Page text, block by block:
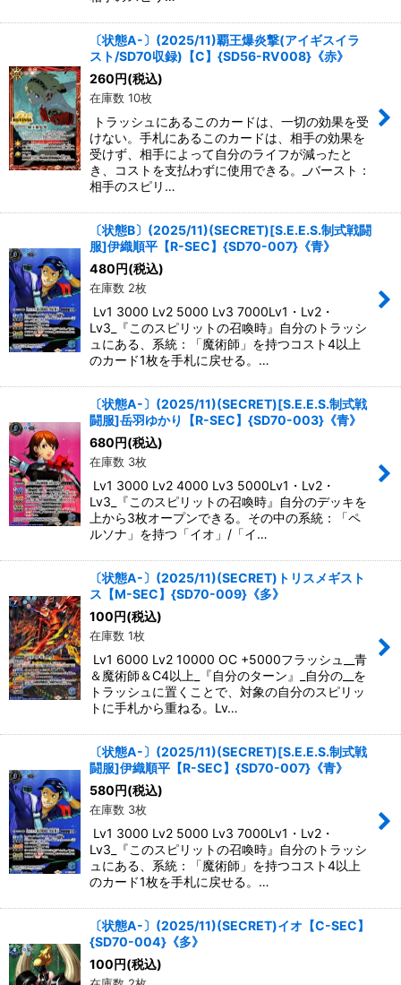
〔状態A-〕(2025/11)覇王爆炎撃(アイギスイラ
スト/SD70収録)【C】{SD56-RV008}《赤》
260 円(税込)
在庫数 10枚
トラッシュにあるこのカードは、一切の効果を受
けない。手札にあるこのカードは、相手の効果を
受けず、相手によって自分のライフが減ったと
き、コストを支払わずに使用できる。_バースト：
相手のスピリ…
〔状態B〕(2025/11)(SECRET)[S.E.E.S.制式戦闘
服]伊織順平【R-SEC】{SD70-007}《青》
480 円(税込)
在庫数 2枚
Lv1 3000 Lv2 5000 Lv3 7000Lv1・Lv2・
Lv3_『このスピリットの召喚時』自分のトラッシ
ュにある、系統：「魔術師」を持つコスト4以上
のカード1枚を手札に戻せる。…
〔状態A-〕(2025/11)(SECRET)[S.E.E.S.制式戦
闘服]岳羽ゆかり【R-SEC】{SD70-003}《青》
680 円(税込)
在庫数 3枚
Lv1 3000 Lv2 4000 Lv3 5000Lv1・Lv2・
Lv3_『このスピリットの召喚時』自分のデッキを
上から3枚オープンできる。その中の系統：「ペ
ルソナ」を持つ「イオ」/「イ…
〔状態A-〕(2025/11)(SECRET)トリスメギスト
ス【M-SEC】{SD70-009}《多》
100 円(税込)
在庫数 1枚
Lv1 6000 Lv2 10000 OC +5000フラッシュ__青
＆魔術師＆C4以上_『自分のターン』_自分の__を
トラッシュに置くことで、対象の自分のスピリッ
トに手札から重ねる。Lv…
〔状態A-〕(2025/11)(SECRET)[S.E.E.S.制式戦
闘服]伊織順平【R-SEC】{SD70-007}《青》
580 円(税込)
在庫数 3枚
Lv1 3000 Lv2 5000 Lv3 7000Lv1・Lv2・
Lv3_『このスピリットの召喚時』自分のトラッシ
ュにある、系統：「魔術師」を持つコスト4以上
のカード1枚を手札に戻せる。…
〔状態A-〕(2025/11)(SECRET)イオ【C-SEC】
{SD70-004}《多》
100 円(税込)